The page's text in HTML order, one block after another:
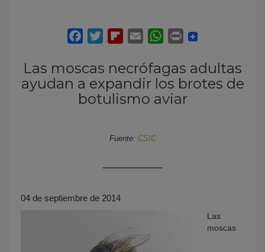
Las moscas necrófagas adultas
ayudan a expandir los brotes de
botulismo aviar
Fuente: CSIC
04 de septiembre de 2014
Las
moscas